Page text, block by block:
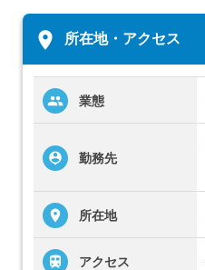
place 所在地・アクセス
業態
勤務先
所在地
アクセス